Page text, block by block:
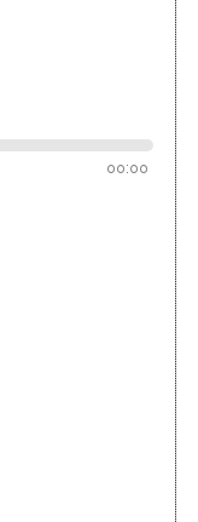
00:00